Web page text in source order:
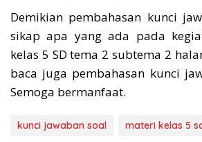
Demikian pembahasan kunci
sikap apa yang ada pada
kelas 5 SD tema 2 subtema 2
baca juga pembahasan kunci
Semoga bermanfaat.
kunci jawaban soal materi kelas 5